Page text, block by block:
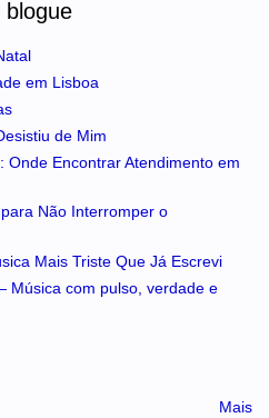
blogue
em Lisboa
de Mim
Onde Encontrar Atendimento em
Não Interromper o
Mais Triste Que Já Escrevi
Música com pulso, verdade e
Mais